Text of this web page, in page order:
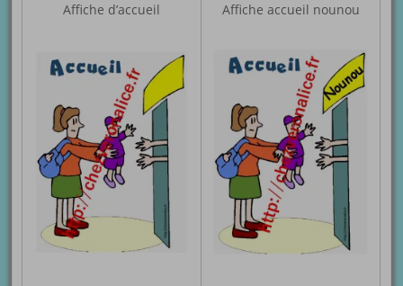
Affiche d’accueil Affiche accueil nounou